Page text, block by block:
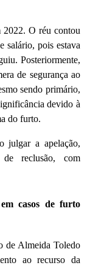
2022. O réu contou
salário, pois estava
Posteriormente,
de segurança ao
sendo primário,
devido à
do furto.
julgar a apelação,
dereclusão, com
casos de furto
de Almeida Toledo
ao recurso da